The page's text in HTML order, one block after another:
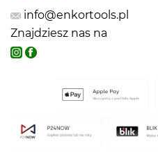
info@enkortools.pl
Znajdziesz nas na